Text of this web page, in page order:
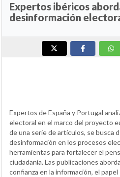
Expertos ibéricos
desinformación
Expertos de España y Portugal
electoral en el marco del proyecto
de una serie de artículos, se busca
desinformación en los procesos
herramientas para fortalecer el
ciudadanía. Las publicaciones
confianza en la información, el